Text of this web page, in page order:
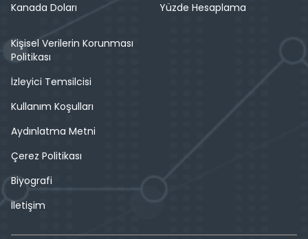
Kanada Doları
Yüzde Hesaplama
Kişisel Verilerin Korunması
Politikası
İzleyici Temsilcisi
Kullanım Koşulları
Aydınlatma Metni
Çerez Politikası
Biyografi
İletişim